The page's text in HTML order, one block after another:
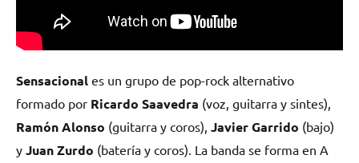
Sensacional es un grupo de pop-rock alternativo
formado por Ricardo Saavedra (voz, guitarra y sintes),
Ramón Alonso (guitarra y coros), Javier Garrido (bajo)
y Juan Zurdo (batería y coros). La banda se forma en A